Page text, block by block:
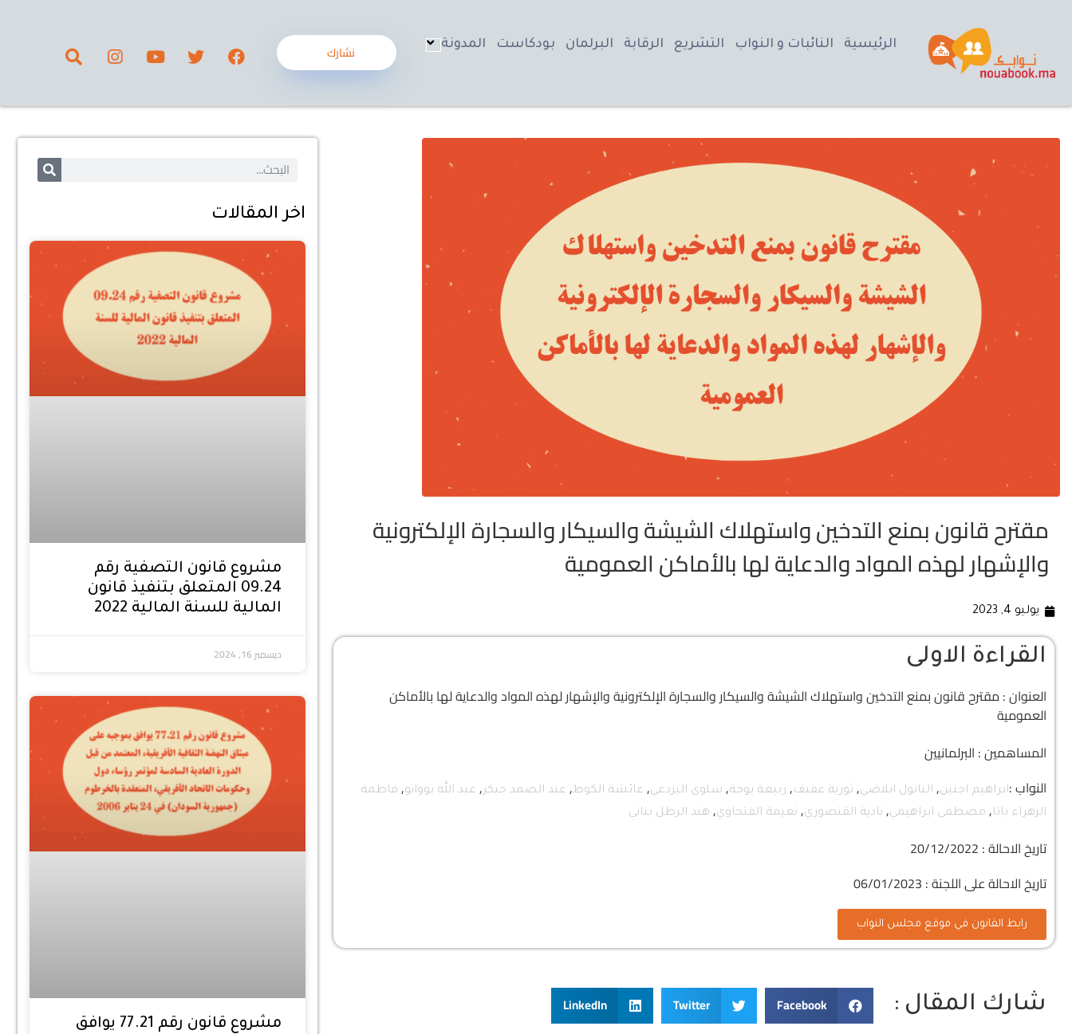
الرئيسية النائبات و النواب التشريع الرقابة البرلمان بودكاست المدونة نشارك
مقترح قانون بمنع التدخين واستهلاك الشيشة والسيكار والسجارة الإلكترونية
والإشهار لهذه المواد والدعاية لها بالأماكن العمومية
يوليو 4, 2023
القراءة الاولى
العنوان : مقترح قانون بمنع التدخين واستهلاك الشيشة والسيكار والسجارة الإلكترونية والإشهار لهذه المواد والدعاية لها بالأماكن
العمومية
المساهمين : البرلمانيين
النواب :ابراهيم اجنين, الباتول ابلاضي, ثورية عفيف, ربيعة بوجة, سلوى البردعي, عائشة الكوط, عبد الصمد حيكر, عبد الله بووانو, فاطمة
الزهراء باتا, مصطفى ابراهيمي, نادية القنصوري, نعيمة الفتحاوي, هند الرطل بناني
تاريخ الاحالة : 20/12/2022
تاريخ الاحالة على اللجنة : 06/01/2023
رابط القانون في موقع مجلس النواب
شارك المقال : Facebook
Twitter
LinkedIn
اخر المقالات
مشروع قانون التصفية رقم
09.24 المتعلق بتنفيذ قانون
المالية للسنة المالية 2022
ديسمبر 16, 2024
مشروع قانون رقم 77.21 يوافق